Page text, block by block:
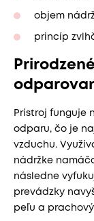
objem
princíp
Prístroj funguje
odparu, čo je
vzduchu.
nádržke
následne
prevádzky
peľu a